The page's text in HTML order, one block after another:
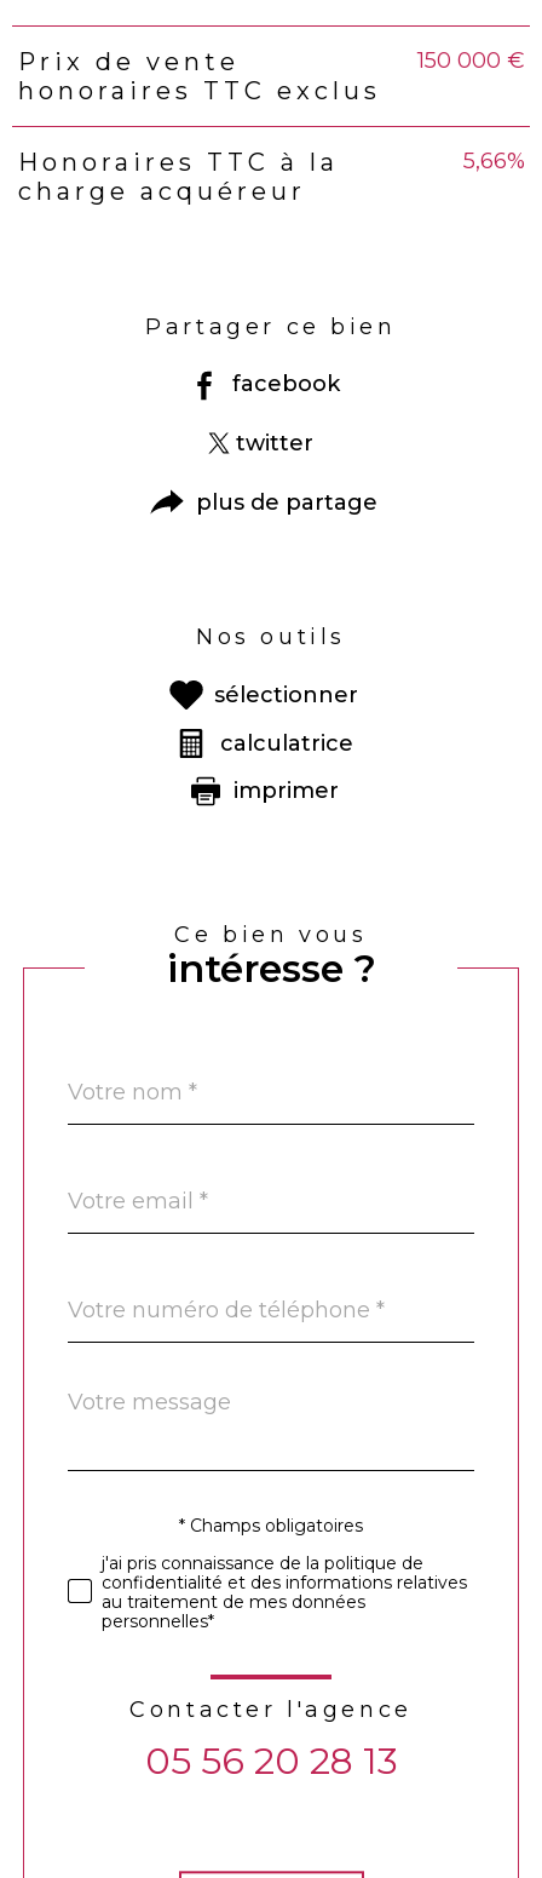
Prix de vente
honoraires TTC exclus
150 000 €
Honoraires TTC à la
charge acquéreur
5,66%
Partager ce bien
facebook
twitter
plus de partage
Nos outils
sélectionner
calculatrice
imprimer
Ce bien vous
intéresse ?
par
*
*
*
Fieldset
défaut
Message
*
Validation* Champs obligatoires
j'ai pris connaissance de la politique de
confidentialité et des informations relatives
au traitement de mes données
personnelles*
Contacter l'agence
05 56 20 28 13